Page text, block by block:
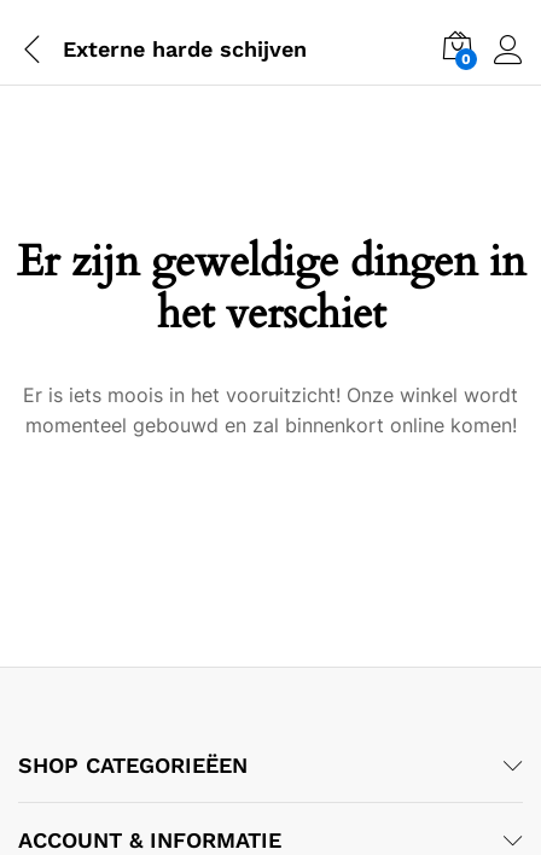
Externe harde schijven 0
Er zijn geweldige dingen in
het verschiet
Er is iets moois in het vooruitzicht! Onze winkel wordt
momenteel gebouwd en zal binnenkort online komen!
SHOP CATEGORIEËEN
ACCOUNT & INFORMATIE